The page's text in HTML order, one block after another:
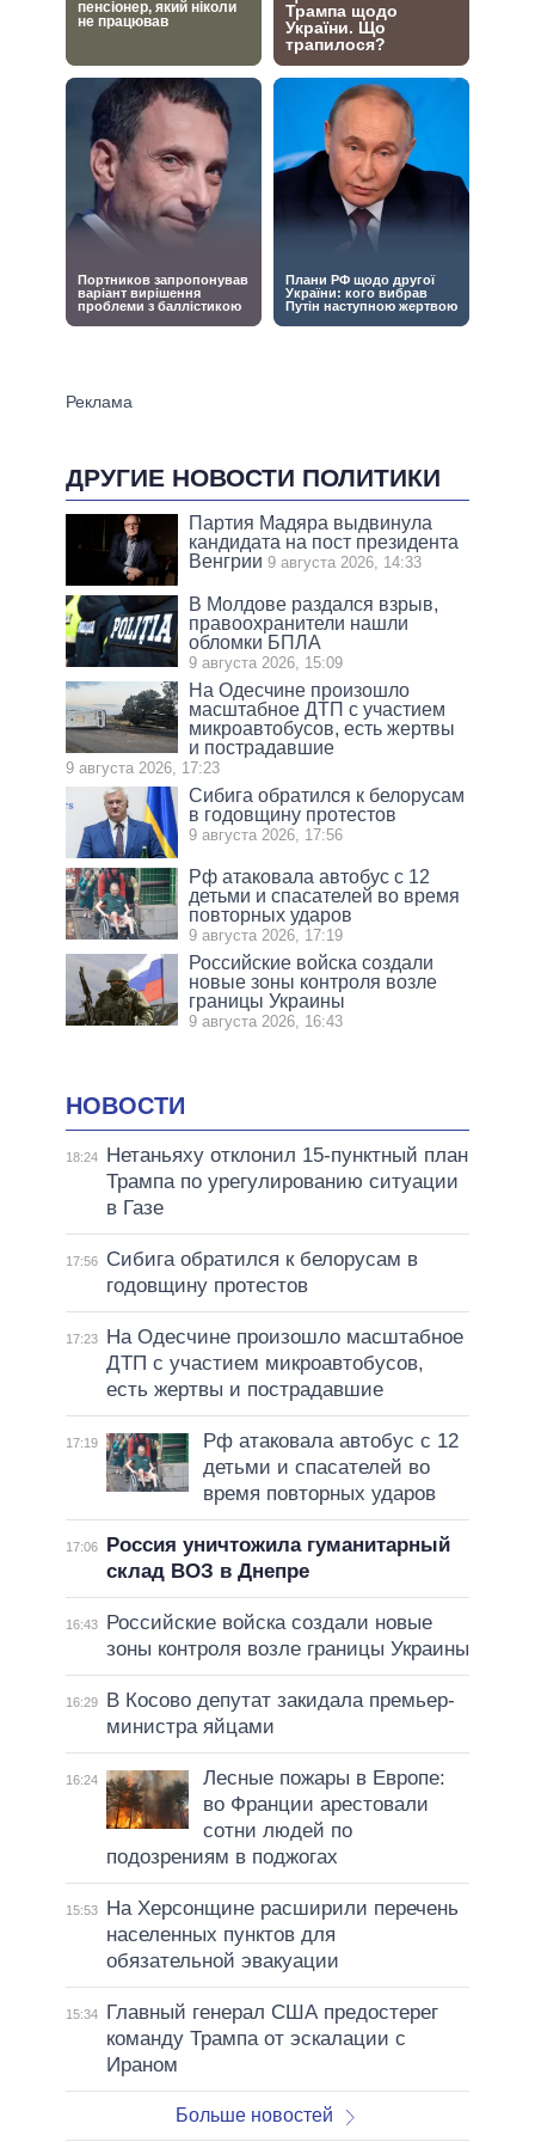
ДРУГИЕ НОВОСТИ ПОЛИТИКИ
Партия Мадяра выдвинула
кандидата на пост президента
Венгрии 9 августа 2026, 14:33
В Молдове раздался взрыв,
правоохранители нашли
обломки БПЛА
9 августа 2026, 15:09
На Одесчине произошло
масштабное ДТП с участием
микроавтобусов, есть жертвы
и пострадавшие
9 августа 2026, 17:23
Сибига обратился к белорусам
в годовщину протестов
9 августа 2026, 17:56
Рф атаковала автобус с 12
детьми и спасателей во время
повторных ударов
9 августа 2026, 17:19
Российские войска создали
новые зоны контроля возле
границы Украины
9 августа 2026, 16:43
НОВОСТИ
18:24
Нетаньяху отклонил 15-пунктный план
Трампа по урегулированию ситуации
в Газе
17:56
Сибига обратился к белорусам в
годовщину протестов
17:23
На Одесчине произошло масштабное
ДТП с участием микроавтобусов,
есть жертвы и пострадавшие
17:19
Рф атаковала автобус с 12
детьми и спасателей во
время повторных ударов
17:06
Россия уничтожила гуманитарный
склад ВОЗ в Днепре
16:43
Российские войска создали новые
зоны контроля возле границы Украины
16:29
В Косово депутат закидала премьер-
министра яйцами
16:24
Лесные пожары в Европе:
во Франции арестовали
сотни людей по
подозрениям в поджогах
15:53
На Херсонщине расширили перечень
населенных пунктов для
обязательной эвакуации
15:34
Главный генерал США предостерег
команду Трампа от эскалации с
Ираном
Больше новостей